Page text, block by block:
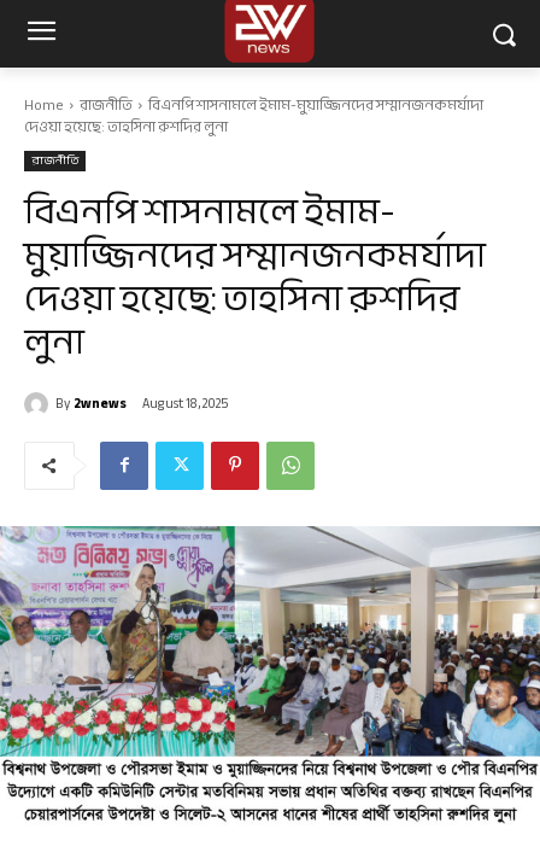
Home রাজনীতি বিএনপি শাসনামলে ইমাম-মুয়াজ্জিনদের সম্মানজনকমর্যাদা
দেওয়া হয়েছে: তাহসিনা রুশদির লুনা
রাজনীতি
বিএনপি শাসনামলে ইমাম-
মুয়াজ্জিনদের সম্মানজনকমর্যাদা
দেওয়া হয়েছে: তাহসিনা রুশদির
লুনা
By2wnews August 18, 2025